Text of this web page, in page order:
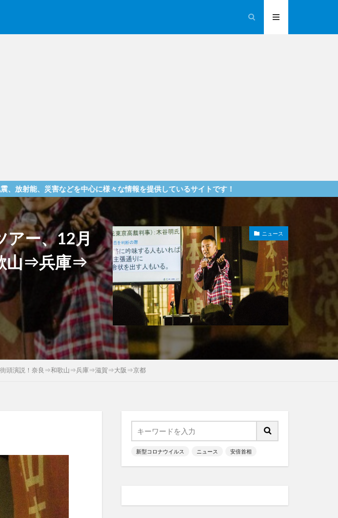
どを中心に様々な情報を提供しているサイトです！
アー、12月
山⇒兵庫⇒
ニュース
街頭演説！奈良⇒和歌山⇒兵庫⇒滋賀⇒大阪⇒京都
新型コロナウイルス ニュース 安倍首相